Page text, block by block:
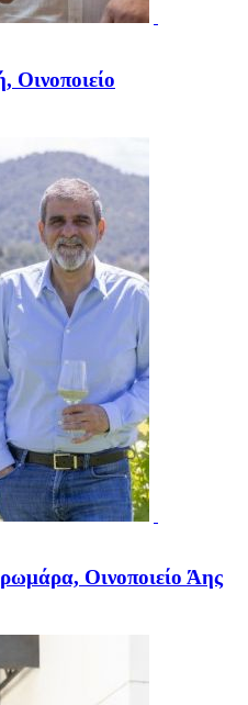
Οινοποιείο
Οινοποιείο Άης